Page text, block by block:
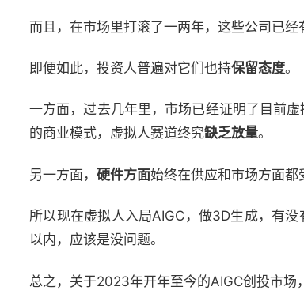
而且，在市场里打滚了一两年，这些公司已经
即便如此，投资人普遍对它们也持保留态度。
一方面，过去几年里，市场已经证明了目前
的商业模式，虚拟人赛道终究缺乏放量。
另一方面， 硬件方面始终在供应和市场方面都
所以现在虚拟人入局AIGC，做3D生成，有没
以内，应该是没问题。
总之，关于2023年开年至今的AIGC创投市场